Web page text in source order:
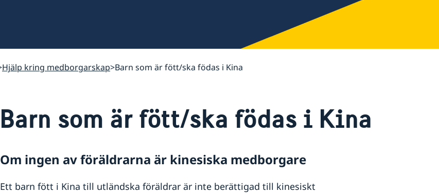
Hjälp kring medborgarskap Barn som är fött/ska födas i Kina
Barn som är fött/ska födas i Kina
Om ingen av föräldrarna är kinesiska medborgare
Ett barn fött i Kina till utländska föräldrar är inte berättigad till kinesiskt